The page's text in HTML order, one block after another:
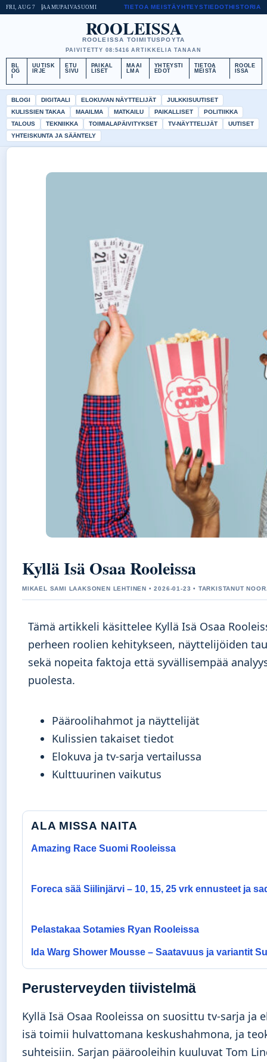
FRI, AUG 7 AAMUPAIVASUOMI TIETOA MEISTÄYHTEYSTIEDOTHISTORIA
ROOLEISSA
ROOLEISSA TOIMITUSPOYTA
PAIVITETTY 08:5416 ARTIKKELIA TANAAN
BL
OG
UUTISK
IRJE
ETU
SIVU
PAIKAL
LISET
MAAI
LMA
YHTEYSTI
EDOT
TIETOA
MEISTÄ
ROOLE
ISSA
BLOGI DIGITAALI ELOKUVAN NÄYTTELIJÄT
JULKKISUUTISET
KULISSIEN TAKAA
MAAILMA MATKAILU PAIKALLISET
POLITIIKKA
TALOUS
TEKNIIKKA TOIMIALAPÄIVITYKSET TV-NÄYTTELIJÄT
UUTISET
YHTEISKUNTA JA SÄÄNTELY
Kyllä Isä Osaa Rooleissa
MIKAEL SAMI LAAKSONEN LEHTINEN • 2026-01-23 • TARKISTANUT
Tämä artikkeli käsittelee Kyllä Isä Osaa
perheen roolien kehitykseen, näyttelijöiden
sekä nopeita faktoja että syvällisempää
puolesta.
Pääroolihahmot ja näyttelijät
Kulissien takaiset tiedot
Elokuva ja tv-sarja vertailussa
Kulttuurinen vaikutus
ALA MISSA NAITA
Amazing Race Suomi Rooleissa
Foreca sää Siilinjärvi – 10, 15, 25 vrk ennusteet ja
Pelastakaa Sotamies Ryan Rooleissa
Ida Warg Shower Mousse – Saatavuus ja variantit
Perusterveyden tiivistelmä
Kyllä Isä Osaa Rooleissa on suosittu tv-sarja ja
isä toimii hulvattomana keskushahmona, ja
suhteisiin. Sarjan päärooleihin kuuluvat Tom